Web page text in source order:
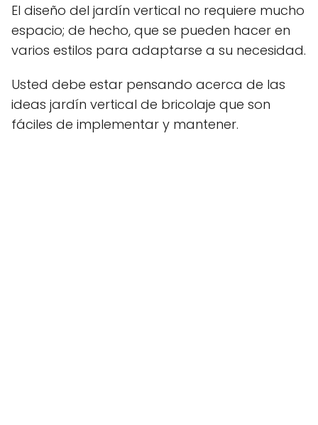
El diseño del jardín vertical no requiere mucho
espacio; de hecho, que se pueden hacer en
varios estilos para adaptarse a su necesidad.
Usted debe estar pensando acerca de las
ideas jardín vertical de bricolaje que son
fáciles de implementar y mantener.